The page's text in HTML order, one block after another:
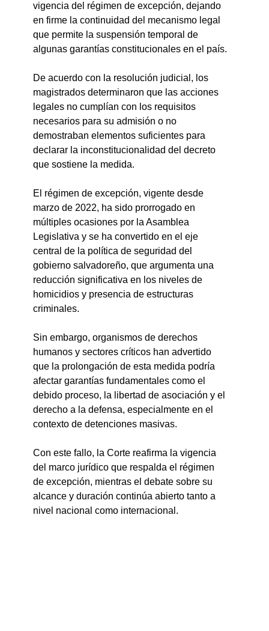
vigencia del régimen de excepción, dejando
en firme la continuidad del mecanismo legal
que permite la suspensión temporal de
algunas garantías constitucionales en el país.
De acuerdo con la resolución judicial, los
magistrados determinaron que las acciones
legales no cumplían con los requisitos
necesarios para su admisión o no
demostraban elementos suficientes para
declarar la inconstitucionalidad del decreto
que sostiene la medida.
El régimen de excepción, vigente desde
marzo de 2022, ha sido prorrogado en
múltiples ocasiones por la Asamblea
Legislativa y se ha convertido en el eje
central de la política de seguridad del
gobierno salvadoreño, que argumenta una
reducción significativa en los niveles de
homicidios y presencia de estructuras
criminales.
Sin embargo, organismos de derechos
humanos y sectores críticos han advertido
que la prolongación de esta medida podría
afectar garantías fundamentales como el
debido proceso, la libertad de asociación y el
derecho a la defensa, especialmente en el
contexto de detenciones masivas.
Con este fallo, la Corte reafirma la vigencia
del marco jurídico que respalda el régimen
de excepción, mientras el debate sobre su
alcance y duración continúa abierto tanto a
nivel nacional como internacional.